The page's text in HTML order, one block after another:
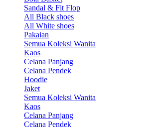
Sandal & Fit Flop
All Black shoes
All White shoes
Pakaian
Semua Koleksi Wanita
Kaos
Celana Panjang
Celana Pendek
Hoodie
Jaket
Semua Koleksi Wanita
Kaos
Celana Panjang
Celana Pendek